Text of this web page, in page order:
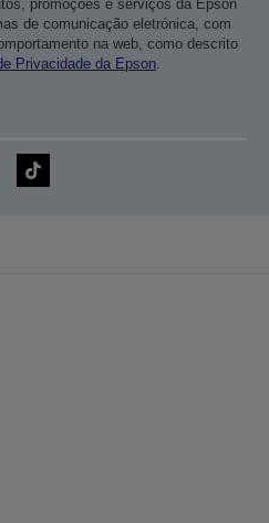
promoções e serviços da Epson
de comunicação eletrónica, com
na web, como descrito
Privacidade da Epson.